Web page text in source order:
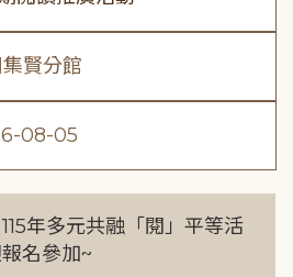
賢分館
08-05
115年多元共融「閱」平等活
名參加~